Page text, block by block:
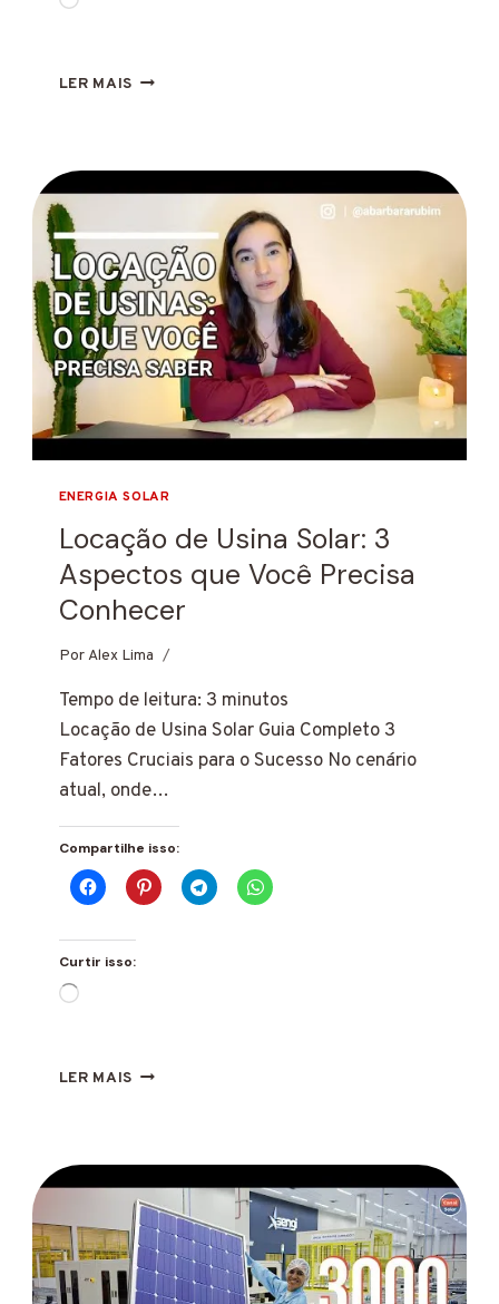
LER MAIS FLUXO
SOLAR:
POLÊMICA
A
INJEÇÃO
NA
REDE
À
NOITE
ENERGIA SOLAR
Locação de Usina Solar: 3
Aspectos que Você Precisa
Conhecer
PorAlex Lima
23 de fevereiro de 2025
Tempo de leitura: 3 minutos
Locação de Usina Solar Guia Completo 3
Fatores Cruciais para o Sucesso No cenário
atual, onde…
Compartilhe isso:
Curtir isso:
Carregando...
LER MAIS LOCAÇÃO
3
ASPECTOS
QUE
VOCÊ
PRECISA
CONHECER